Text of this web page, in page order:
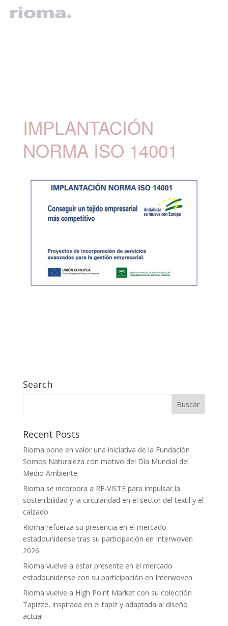
IMPLANTACIÓN
NORMA ISO 14001
Search
Recent Posts
Rioma pone en valor una iniciativa de la Fundación
Somos Naturaleza con motivo del Día Mundial del
Medio Ambiente
Rioma se incorpora a RE-VISTE para impulsar la
sostenibilidad y la circularidad en el sector del textil y el
calzado
Rioma refuerza su presencia en el mercado
estadounidense tras su participación en Interwoven
2026
Rioma vuelve a estar presente en el mercado
estadounidense con su participación en Interwoven
Rioma vuelve a High Point Market con su colección
Tapizze, inspirada en el tapiz y adaptada al diseño
actual